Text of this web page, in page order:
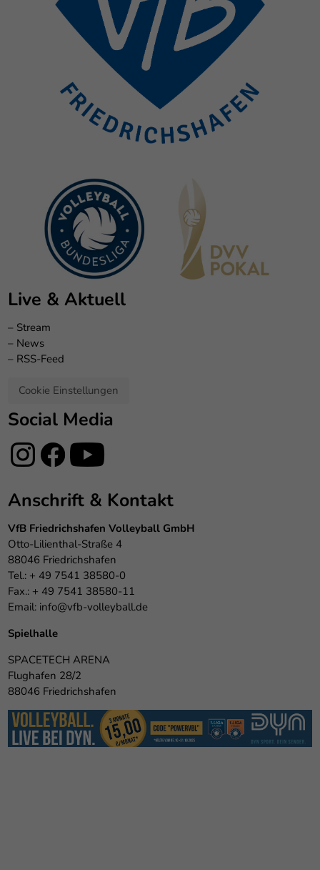
Live & Aktuell
– Stream
– News
– RSS-Feed
Cookie Einstellungen
Social Media
Anschrift & Kontakt
VfB Friedrichshafen Volleyball GmbH
Otto-Lilienthal-Straße 4
88046 Friedrichshafen
Tel.: + 49 7541 38580-0
Fax.: + 49 7541 38580-11
Email: info@vfb-volleyball.de
Spielhalle
SPACETECH ARENA
Flughafen 28/2
88046 Friedrichshafen